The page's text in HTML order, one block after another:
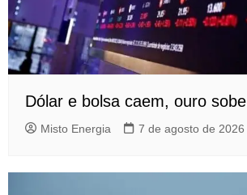
Dólar e bolsa caem, ouro sobe
Misto Energia 7 de agosto de 2026